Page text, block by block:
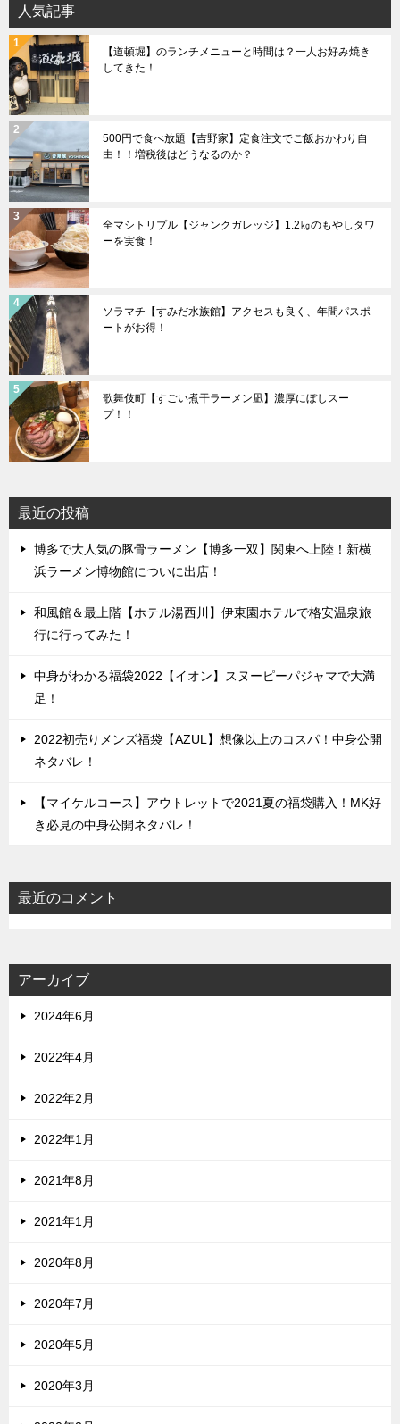
人気記事
【道頓堀】のランチメニューと時間は？一人お好み焼き
してきた！
500円で食べ放題【吉野家】定食注文でご飯おかわり自
由！！増税後はどうなるのか？
全マシトリプル【ジャンクガレッジ】1.2㎏のもやしタワ
ーを実食！
ソラマチ【すみだ水族館】アクセスも良く、年間パスポ
ートがお得！
歌舞伎町【すごい煮干ラーメン凪】濃厚にぼしスー
プ！！
最近の投稿
博多で大人気の豚骨ラーメン【博多一双】関東へ上陸！新横
浜ラーメン博物館についに出店！
和風館＆最上階【ホテル湯西川】伊東園ホテルで格安温泉旅
行に行ってみた！
中身がわかる福袋2022【イオン】スヌーピーパジャマで大満
足！
2022初売りメンズ福袋【AZUL】想像以上のコスパ！中身公開
ネタバレ！
【マイケルコース】アウトレットで2021夏の福袋購入！MK好
き必見の中身公開ネタバレ！
最近のコメント
アーカイブ
2024年6月
2022年4月
2022年2月
2022年1月
2021年8月
2021年1月
2020年8月
2020年7月
2020年5月
2020年3月